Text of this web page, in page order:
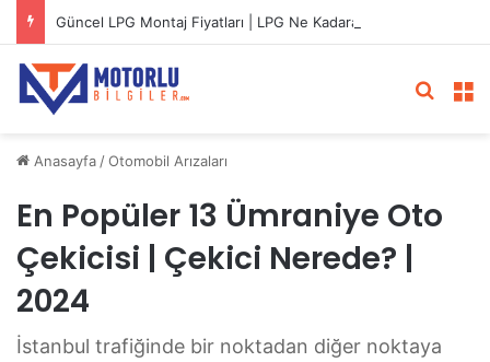
Güncel LPG Montaj Fiyatları | LPG Ne Kadara Takılır?
Anasayfa /Otomobil Arızaları
En Popüler 13 Ümraniye Oto
Çekicisi | Çekici Nerede? |
2024
İstanbul trafiğinde bir noktadan diğer noktaya